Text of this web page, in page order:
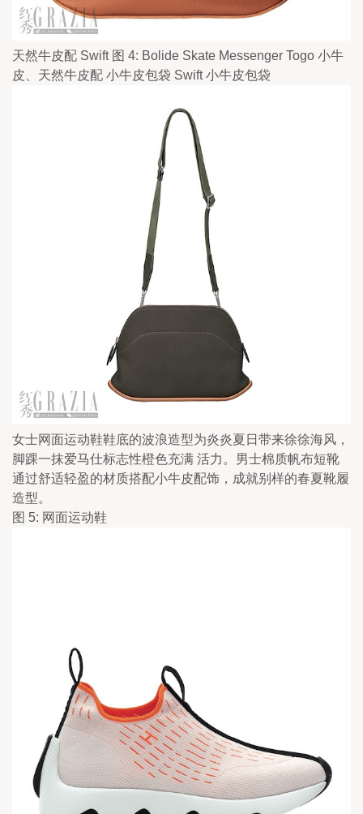
天然牛皮配 Swift 图 4: Bolide Skate Messenger Togo 小牛
皮、天然牛皮配 小牛皮包袋 Swift 小牛皮包袋
女士网面运动鞋鞋底的波浪造型为炎炎夏日带来徐徐海风，
脚踝一抹爱马仕标志性橙色充满 活力。男士棉质帆布短靴
通过舒适轻盈的材质搭配小牛皮配饰，成就别样的春夏靴履
造型。
图 5: 网面运动鞋